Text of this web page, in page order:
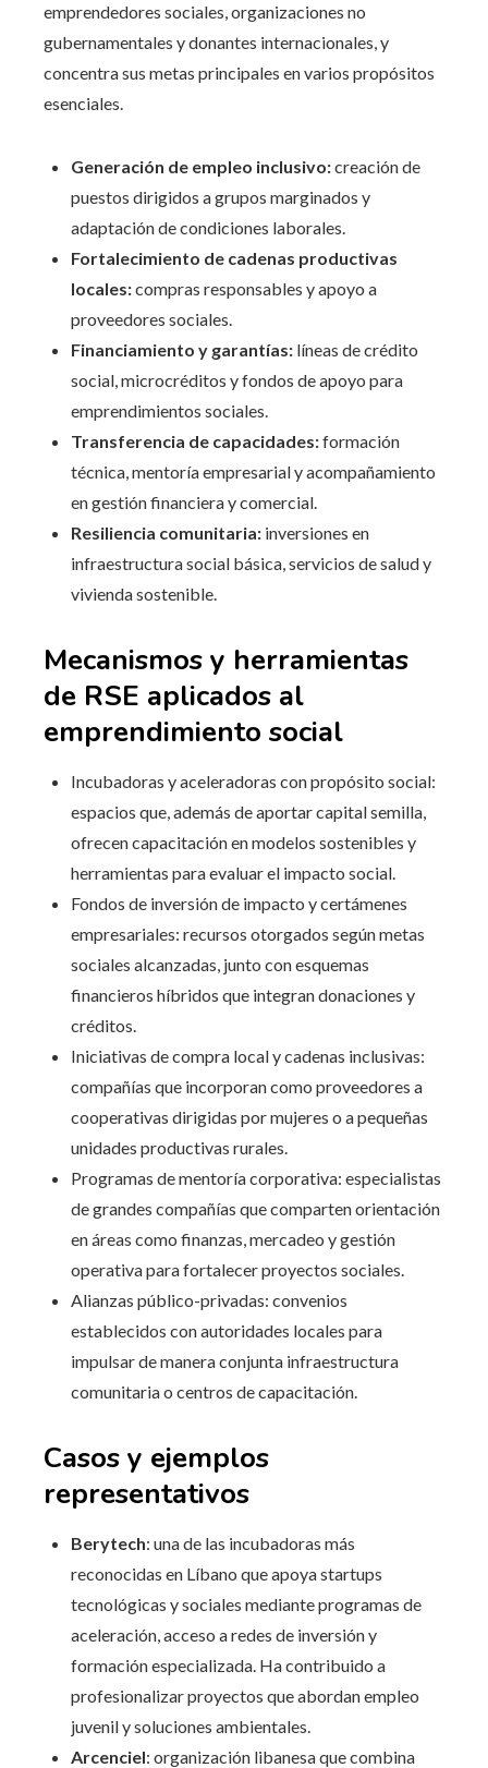
emprendedores sociales, organizaciones no
gubernamentales y donantes internacionales, y
concentra sus metas principales en varios propósitos
esenciales.
Generación de empleo inclusivo:creación de
puestos dirigidos a grupos marginados y
adaptación de condiciones laborales.
Fortalecimiento de cadenas productivas
locales:compras responsables y apoyo a
proveedores sociales.
Financiamiento y garantías: líneas de crédito
social, microcréditos y fondos de apoyo para
emprendimientos sociales.
Transferencia de capacidades:formación
técnica, mentoría empresarial y acompañamiento
en gestión financiera y comercial.
Resiliencia comunitaria: inversiones en
infraestructura social básica, servicios de salud y
vivienda sostenible.
Mecanismos y herramientas
de RSE aplicados al
emprendimiento social
Incubadoras y aceleradoras con propósito social:
espacios que, además de aportar capital semilla,
ofrecen capacitación en modelos sostenibles y
herramientas para evaluar el impacto social.
Fondos de inversión de impacto y certámenes
empresariales: recursos otorgados según metas
sociales alcanzadas, junto con esquemas
financieros híbridos que integran donaciones y
créditos.
Iniciativas de compra local y cadenas inclusivas:
compañías que incorporan como proveedores a
cooperativas dirigidas por mujeres o a pequeñas
unidades productivas rurales.
Programas de mentoría corporativa: especialistas
de grandes compañías que comparten orientación
en áreas como finanzas, mercadeo y gestión
operativa para fortalecer proyectos sociales.
Alianzas público-privadas: convenios
establecidos con autoridades locales para
impulsar de manera conjunta infraestructura
comunitaria o centros de capacitación.
Casos y ejemplos
representativos
Berytech: una de las incubadoras más
reconocidas en Líbano que apoya startups
tecnológicas y sociales mediante programas de
aceleración, acceso a redes de inversión y
formación especializada. Ha contribuido a
profesionalizar proyectos que abordan empleo
juvenil y soluciones ambientales.
Arcenciel: organización libanesa que combina